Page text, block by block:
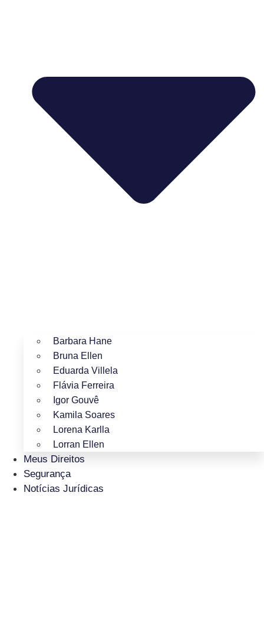
Barbara Hane
Bruna Ellen
Eduarda Villela
Flávia Ferreira
Igor Gouvê
Kamila Soares
Lorena Karlla
Lorran Ellen
Meus Direitos
Segurança
Notícias Jurídicas